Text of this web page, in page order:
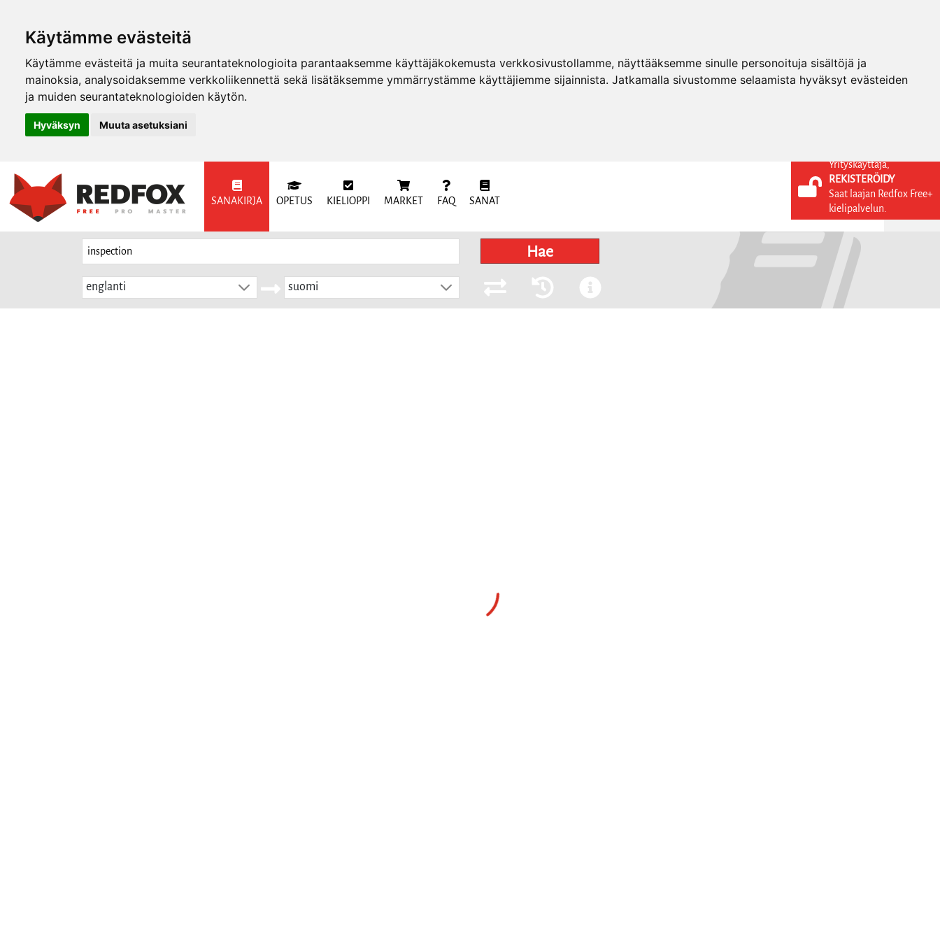
Käytämme evästeitä
Käytämme evästeitä ja muita seurantateknologioita parantaaksemme käyttäjäkokemusta verkkosivustollamme, näyttääksemme sinulle personoituja sisältöjä ja
mainoksia, analysoidaksemme verkkoliikennettä sekä lisätäksemme ymmärrystämme käyttäjiemme sijainnista. Jatkamalla sivustomme selaamista hyväksyt evästeiden
ja muiden seurantateknologioiden käytön.
Hyväksyn Muuta asetuksiani
SANAKIRJA OPETUS KIELIOPPI MARKET FAQ SANAT
KIRJAUDU SISÄÄN
REKISTERÖIDY
Hae
englanti suomi
Yrityskäyttäjä,
REKISTERÖIDY
Saat laajan Redfox Free+
kielipalvelun.